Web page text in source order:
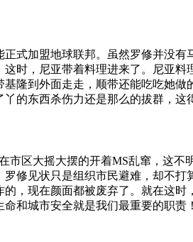
式加盟地球联邦。虽然罗修并没有
时，尼亚带着料理进来了。尼亚料
隆到外面走走，顺带还能吃吃她做
的东西杀伤力还是那么的拔群，这
市区大摇大摆的开着MS乱窜，这不
修见状只是组织市民避难，却不打
，现在颜面都被废弃了。就在这时
和城市安全就是我们最重要的职责！